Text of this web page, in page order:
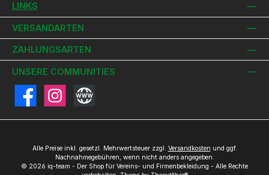
LINKS
VERSANDARTEN
ZAHLUNGSARTEN
UNSERE COMMUNITIES
FacebookInstagramWebsite
Alle Preise inkl. gesetzl. Mehrwertsteuer zzgl. Versandkosten und ggf.
Nachnahmegebühren, wenn nicht anders angegeben.
© 2026 iq-team - Der Shop für Vereins- und Firmenbekleidung - Alle Rechte